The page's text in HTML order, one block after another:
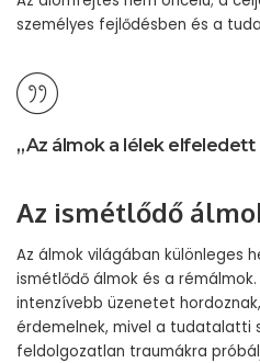
személyes fejlődésben és a
„Az álmok a lélek elfeledett
Az ismétlődő
Az álmok világában különleges
ismétlődő álmok és a
intenzívebb üzenetet
érdemelnek, mivel a tudatalatti
feldolgozatlan traumákra